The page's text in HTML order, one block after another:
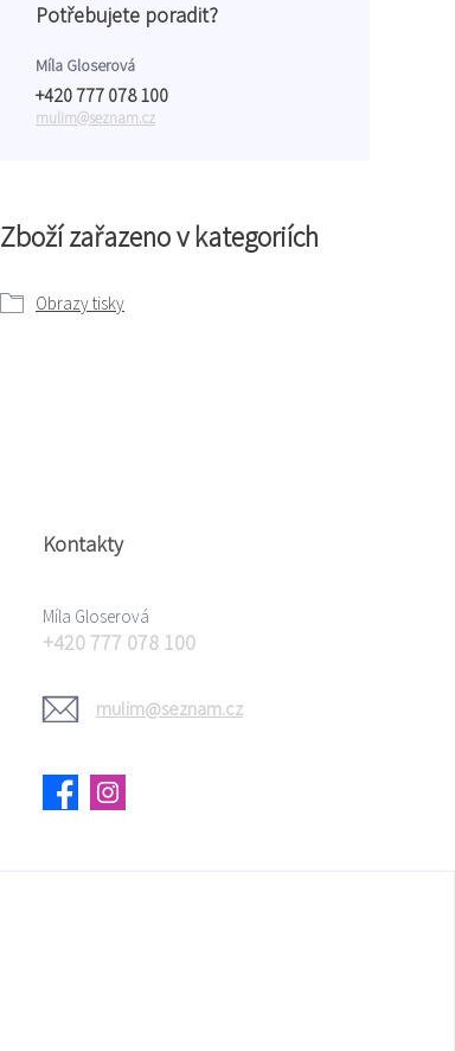
Zboží zařazeno v kategoriích
Obrazy tisky
Potřebujete poradit?
Míla Gloserová
+420 777 078 100
mulim@seznam.cz
Kontakty
Míla Gloserová
+420 777 078 100
mulim@seznam.cz